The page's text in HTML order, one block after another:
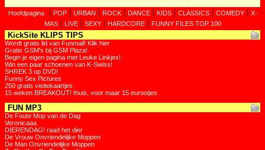
Hoofdpagina| POP| URBAN | ROCK| DANCE| KIDS| CLASSICS| COMEDY| X-
MAS| LIVE| SEXY| HARDCORE| FUNNY FILES TOP 100
KickSite KLIPS TIPS
Wordt gratis lid van Funmail! Klik hier
Gratis GSM's bij GSM Plaza!
Begin je eigen pagina met Leuke Linkjes!
Win een paar schoenen van K-Swiss!
SHREK 3 op DVD!
Funny Sex Pictures
250 gratis visitekaartjes
15 weken BREAKOUT! thuis, voor maar 15 eurootjes
FUN MP3
De Foute Mop van de Dag
Veronicaaa
DIERENDAG! raad het dier
De Vrouw Onvriendelijke Moppen
De Man Onvriendelijke Moppen